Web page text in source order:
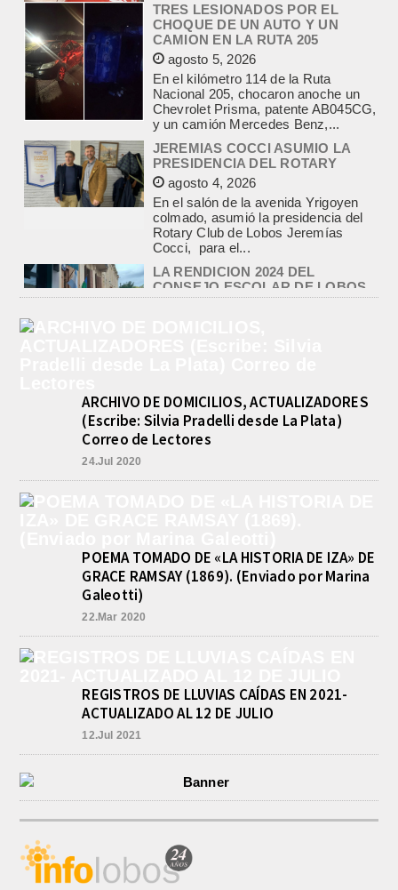
TRES LESIONADOS POR EL
CHOQUE DE UN AUTO Y UN
CAMION EN LA RUTA 205
agosto 5, 2026
En el kilómetro 114 de la Ruta
Nacional 205, chocaron anoche un
Chevrolet Prisma, patente AB045CG,
y un camión Mercedes Benz,...
JEREMIAS COCCI ASUMIO LA
PRESIDENCIA DEL ROTARY
agosto 4, 2026
En el salón de la avenida Yrigoyen
colmado, asumió la presidencia del
Rotary Club de Lobos Jeremías
Cocci, para el...
LA RENDICION 2024 DEL
CONSEJO ESCOLAR DE LOBOS
APROBADA POR EL TRIBUNAL
correspondiente al Ejercicio 2024,...
PRE-FEDERAL MASCULINO DE
BASQUET EN CADETES:
se...
ARCHIVO DE DOMICILIOS, ACTUALIZADORES
(Escribe: Silvia Pradelli desde La Plata)
Correo de Lectores
24.Jul 2020
POEMA TOMADO DE «LA HISTORIA DE IZA» DE
GRACE RAMSAY (1869). (Enviado por Marina
Galeotti)
22.Mar 2020
REGISTROS DE LLUVIAS CAÍDAS EN 2021-
ACTUALIZADO AL 12 DE JULIO
12.Jul 2021